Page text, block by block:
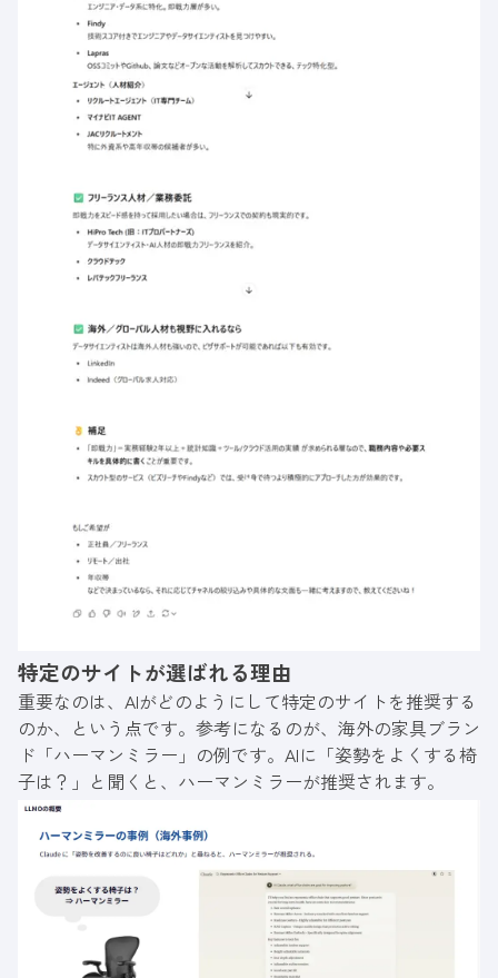
特定のサイトが選ばれる理由
重要なのは、AIがどのようにして特定のサイトを推奨する
のか、という点です。参考になるのが、海外の家具ブラン
ド「ハーマンミラー」の例です。AIに「姿勢をよくする椅
子は？」と聞くと、ハーマンミラーが推奨されます。